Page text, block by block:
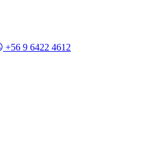
+56 9 6422 4612